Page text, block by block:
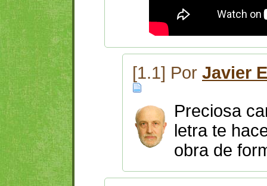
[1.1] Por Javier
Preciosa
letra te
obra de